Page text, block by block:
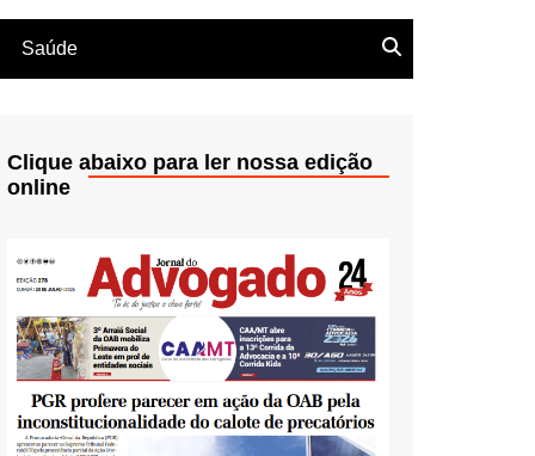
Saúde
Clique abaixo para ler nossa edição
online